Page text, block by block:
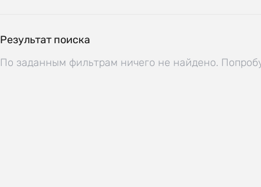
Результат поиска
По заданным фильтрам ничего не найдено.